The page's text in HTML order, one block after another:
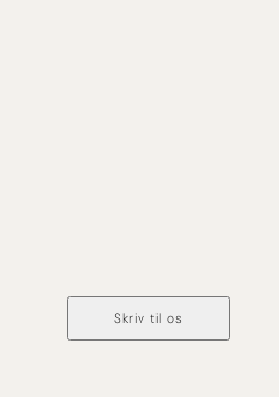
Skriv til os